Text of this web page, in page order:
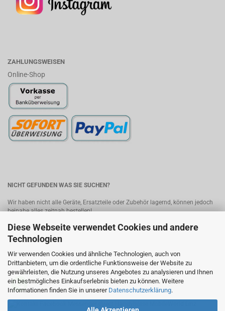
Diese Webseite verwendet Cookies und andere
Technologien
Wir verwenden Cookies und ähnliche Technologien, auch von
Drittanbietern, um die ordentliche Funktionsweise der Website zu
gewährleisten, die Nutzung unseres Angebotes zu analysieren und Ihnen
ein bestmögliches Einkaufserlebnis bieten zu können. Weitere
Informationen finden Sie in unserer Datenschutzerklärung.
ZAHLUNGSWEISEN
Online-Shop
NICHT GEFUNDEN WAS SIE SUCHEN?
Wir haben nicht alle Geräte, Ersatzteile oder Zubehör lagernd, können jedoch
beinahe alles zeitnah bestellen!
Bitte senden Sie uns Ihre Anfrage, wir melden uns umgehend mit einem
Angebot.Kontakt
MobileWorld - Ihr Online-Handyshop in Linz